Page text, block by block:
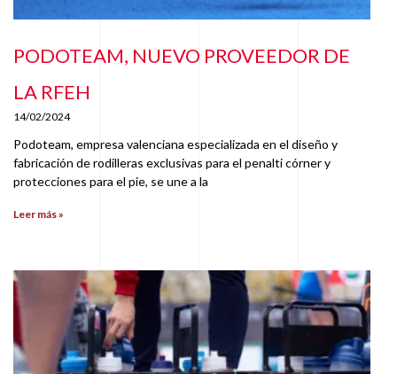
PODOTEAM, NUEVO PROVEEDOR DE
LA RFEH
14/02/2024
Podoteam, empresa valenciana especializada en el diseño y
fabricación de rodilleras exclusivas para el penalti córner y
protecciones para el pie, se une a la
Leer más »